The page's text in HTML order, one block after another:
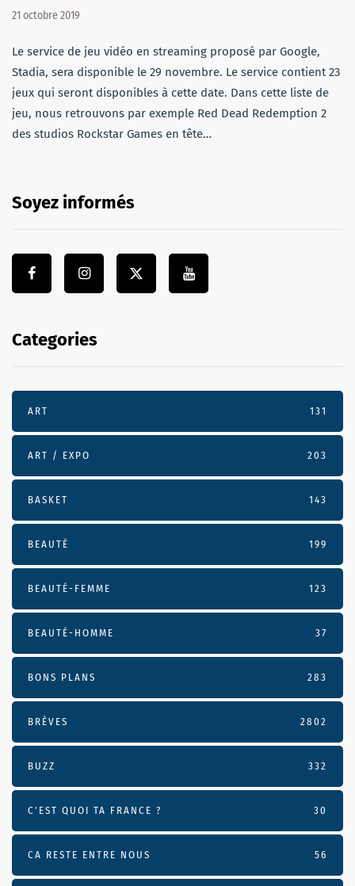
21 octobre 2019
Le service de jeu vidéo en streaming proposé par Google,
Stadia, sera disponible le 29 novembre. Le service contient 23
jeux qui seront disponibles à cette date. Dans cette liste de
jeu, nous retrouvons par exemple Red Dead Redemption 2
des studios Rockstar Games en tête…
Soyez informés
Categories
ART 131
ART / EXPO 203
BASKET 143
BEAUTÉ 199
BEAUTÉ-FEMME 123
BEAUTÉ-HOMME 37
BONS PLANS 283
BRÈVES 2802
BUZZ 332
C'EST QUOI TA FRANCE ? 30
CA RESTE ENTRE NOUS 56